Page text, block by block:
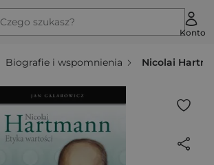
Czego szukasz?
Konto
Biografie i wspomnienia Nicolai